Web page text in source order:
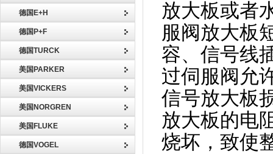
德国E+H
德国P+F
德国TURCK
美国PARKER
美国VICKERS
美国NORGREN
美国FLUKE
德国VOGEL
放大板或者
服阀放大板
容、信号线
过伺服阀允
信号放大板
放大板的电
烧坏，致使